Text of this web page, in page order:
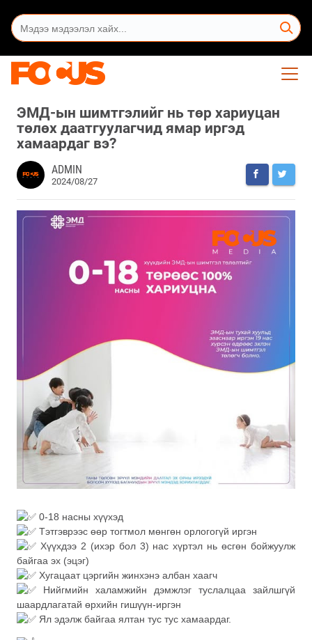
ЭМД-ын шимтгэлийг нь төр хариуцан
төлөх даатгуулагчид ямар иргэд
хамаардаг вэ?
ADMIN
2024/08/27
0-18 насны хүүхэд
Тэтгэврээс өөр тогтмол мөнгөн орлогогүй иргэн
Хүүхдээ 2 (ихэр бол 3) нас хүртэл нь өсгөн бойжуулж
байгаа эх (эцэг)
Хугацаат цэргийн жинхэнэ албан хаагч
Нийгмийн халамжийн дэмжлэг туслалцаа зайлшгүй
шаардлагатай өрхийн гишүүн-иргэн
Ял эдэлж байгаа ялтан тус тус хамаардаг.